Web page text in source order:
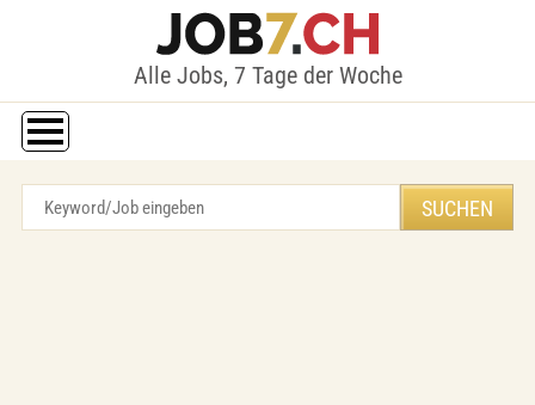
Alle Jobs, 7 Tage der Woche